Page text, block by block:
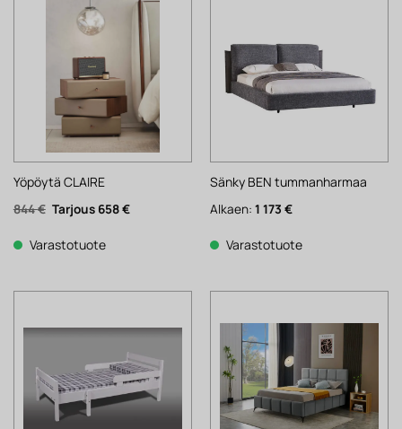
Yöpöytä CLAIRE
844€ Alkuperäinen
hinta
844 €.
658€Nykyinen
Varastotuote
Sänky BEN tummanharmaa
Alkaen: 1 173 €
Varastotuote